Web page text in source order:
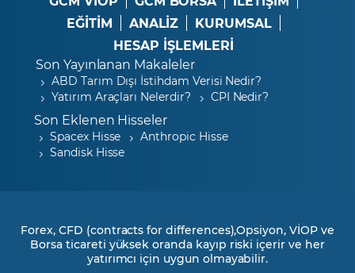
EĞİTİM
ANALİZ
KURUMSAL
HESAP İŞLEMLERİ
Son Yayınlanan Makaleler
ABD Tarım Dışı İstihdam Verisi Nedir?
Yatırım Araçları Nelerdir?
CPI Nedir?
Son Eklenen Hisseler
Spacex Hisse
Anthropic Hisse
Sandisk Hisse
Forex, CFD (contracts for differences),Opsiyon, VİOP ve
Borsa ticareti yüksek oranda kayıp riski içerir ve her
yatırımcı için uygun olmayabilir.